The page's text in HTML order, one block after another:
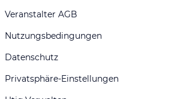
Veranstalter AGB
Nutzungsbedingungen
Datenschutz
Privatsphäre-Einstellungen